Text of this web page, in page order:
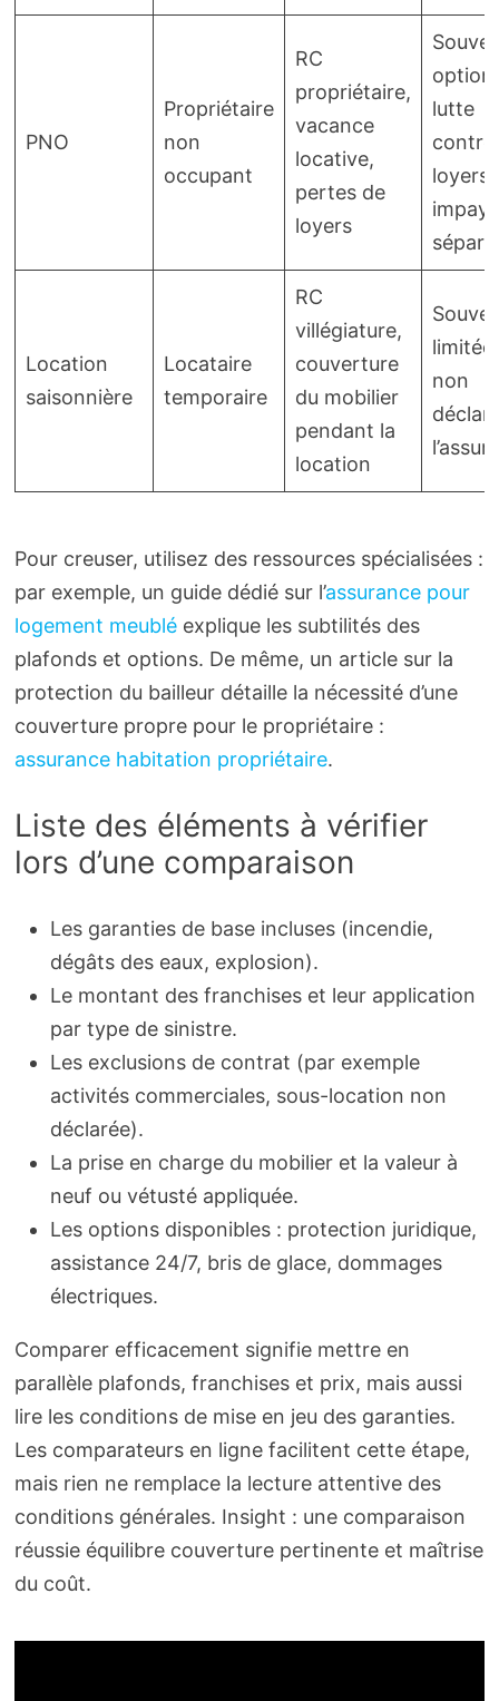
PNO
Propriétaire
non
occupant
RC
propriétaire,
vacance
locative,
pertes de
loyers
option
lutte
contre
loyers
Location
saisonnière
Locataire
temporaire
RC
villégiature,
couverture
du mobilier
pendant la
location
limitée
non
Pour creuser, utilisez des ressources spécialisées :
par exemple, un guide dédié sur l’assurance pour
logement meubléexplique les subtilités des
plafonds et options. De même, un article sur la
protection du bailleur détaille la nécessité d’une
couverture propre pour le propriétaire :
assurance habitation propriétaire.
Liste des éléments à vérifier
lors d’une comparaison
Les garanties de base incluses (incendie,
dégâts des eaux, explosion).
Le montant des franchises et leur application
par type de sinistre.
Les exclusions de contrat (par exemple
activités commerciales, sous-location non
déclarée).
La prise en charge du mobilier et la valeur à
neuf ou vétusté appliquée.
Les options disponibles : protection juridique,
assistance 24/7, bris de glace, dommages
électriques.
Comparer efficacement signifie mettre en
parallèle plafonds, franchises et prix, mais aussi
lire les conditions de mise en jeu des garanties.
Les comparateurs en ligne facilitent cette étape,
mais rien ne remplace la lecture attentive des
conditions générales. Insight : une comparaison
réussie équilibre couverture pertinente et maîtrise
du coût.